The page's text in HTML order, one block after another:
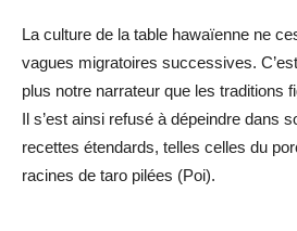
La culture de la table hawaïenne ne
vagues migratoires successives.
plus notre narrateur que les traditions
Il s’est ainsi refusé à dépeindre dans
recettes étendards, telles celles du
racines de taro pilées (Poi).